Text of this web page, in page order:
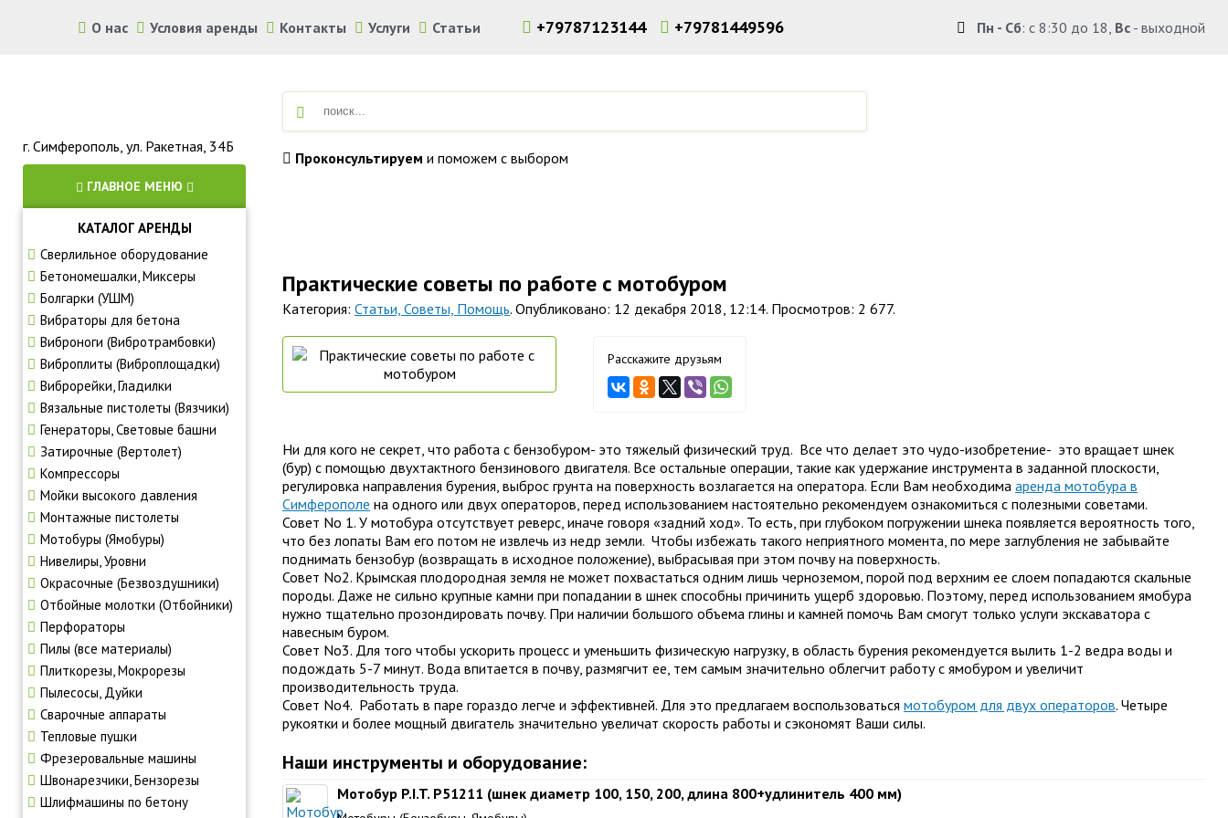
О нас Условия аренды Контакты Услуги Статьи +79787123144 +79781449596 Пн - Сб: с 8:30 до 18, Вс - выходной
г. Симферополь, ул. Ракетная, 34Б
ГЛАВНОЕ МЕНЮ
КАТАЛОГ АРЕНДЫ
Сверлильное оборудование
Бетономешалки, Миксеры
Болгарки (УШМ)
Вибраторы для бетона
Виброноги (Вибротрамбовки)
Виброплиты (Виброплощадки)
Виброрейки, Гладилки
Вязальные пистолеты (Вязчики)
Генераторы, Световые башни
Затирочные (Вертолет)
Компрессоры
Мойки высокого давления
Монтажные пистолеты
Мотобуры (Ямобуры)
Нивелиры, Уровни
Окрасочные (Безвоздушники)
Отбойные молотки (Отбойники)
Перфораторы
Пилы (все материалы)
Плиткорезы, Мокрорезы
Пылесосы, Дуйки
Сварочные аппараты
Тепловые пушки
Фрезеровальные машины
Швонарезчики, Бензорезы
Шлифмашины по бетону
Проконсультируем и поможем с выбором
Практические советы по работе с мотобуром
Категория: Статьи, Советы, Помощь. Опубликовано: 12 декабря 2018, 12:14. Просмотров: 2 677.
Расскажите друзьям
Ни для кого не секрет, что работа с бензобуром- это тяжелый физический труд. Все что делает это чудо-изобретение- это вращает шнек
(бур) с помощью двухтактного бензинового двигателя. Все остальные операции, такие как удержание инструмента в заданной плоскости,
регулировка направления бурения, выброс грунта на поверхность возлагается на оператора. Если Вам необходима аренда мотобура в
Симферополе на одного или двух операторов, перед использованием настоятельно рекомендуем ознакомиться с полезными советами.
Совет No 1. У мотобура отсутствует реверс, иначе говоря «задний ход». То есть, при глубоком погружении шнека появляется вероятность того,
что без лопаты Вам его потом не извлечь из недр земли. Чтобы избежать такого неприятного момента, по мере заглубления не забывайте
поднимать бензобур (возвращать в исходное положение), выбрасывая при этом почву на поверхность.
Совет No2. Крымская плодородная земля не может похвастаться одним лишь черноземом, порой под верхним ее слоем попадаются скальные
породы. Даже не сильно крупные камни при попадании в шнек способны причинить ущерб здоровью. Поэтому, перед использованием ямобура
нужно тщательно прозондировать почву. При наличии большого объема глины и камней помочь Вам смогут только услуги экскаватора с
навесным буром.
Совет No3. Для того чтобы ускорить процесс и уменьшить физическую нагрузку, в область бурения рекомендуется вылить 1-2 ведра воды и
подождать 5-7 минут. Вода впитается в почву, размягчит ее, тем самым значительно облегчит работу с ямобуром и увеличит
производительность труда.
Совет No4. Работать в паре гораздо легче и эффективней. Для это предлагаем воспользоваться мотобуром для двух операторов. Четыре
рукоятки и более мощный двигатель значительно увеличат скорость работы и сэкономят Ваши силы.
Наши инструменты и оборудование:
Мотобур P.I.T. Р51211 (шнек диаметр 100, 150, 200, длина 800+удлинитель 400 мм)